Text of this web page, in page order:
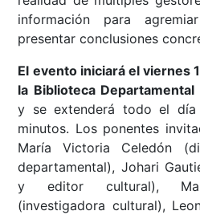
información para
presentar conclusiones
El evento iniciará el viernes
la Biblioteca
y se extenderá todo el
minutos. Los ponentes
María Victoria Celedón
departamental), Johari
y editor cultural),
(investigadora cultural),